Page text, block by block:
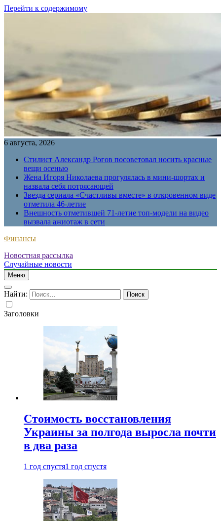
Перейти к содержимому
6 августа, 2026
Стилист Александр Рогов посоветовал носить красные
вещи осенью
Жена Игоря Николаева прогулялась в мини-шортах и
назвала себя потрясающей
Звезда сериала «Счастливы вместе» в откровенном виде
отметила 46-летие
Внешность отметившей 71-летие топ-модели на видео
вызвала ажиотаж в сети
Финансы
Новостная рассылка
Случайные новости
Меню
Найти:
Заголовки
Стоимость восстановления
Украины за полгода выросла почти
в два раза
1 год спустя1 год спустя